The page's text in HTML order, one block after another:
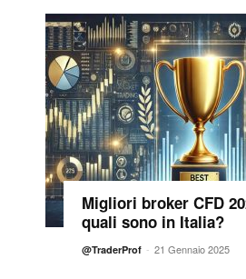
Migliori broker CFD
quali sono in Italia?
@TraderProf - 21 Gennaio 2025